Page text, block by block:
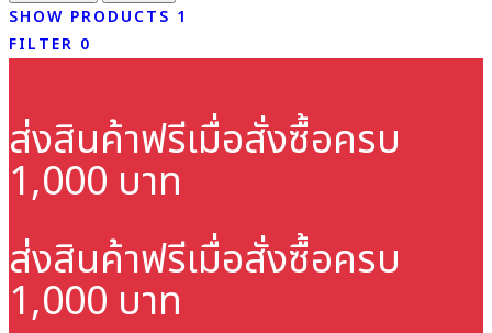
SHOW PRODUCTS 1
FILTER 0
ส่งสินค้าฟรีเมื่อสั่งซื้อครบ
1,000 บาท
ส่งสินค้าฟรีเมื่อสั่งซื้อครบ
1,000 บาท